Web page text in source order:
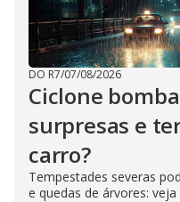
DO R7/07/08/2026
Ciclone
surpresas e
carro?
Tempestades severas
e quedas de árvores: